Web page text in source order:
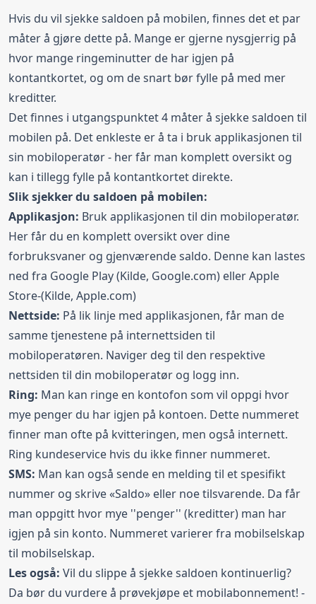
Hvis du vil sjekke saldoen på mobilen, finnes det et par
måter å gjøre dette på. Mange er gjerne nysgjerrig på
hvor mange ringeminutter de har igjen på
kontantkortet, og om de snart bør fylle på med mer
kreditter.
Det finnes i utgangspunktet 4 måter å sjekke saldoen til
mobilen på. Det enkleste er å ta i bruk applikasjonen til
sin mobiloperatør - her får man komplett oversikt og
kan i tillegg fylle på kontantkortet direkte.
Slik sjekker du saldoen på mobilen:
Applikasjon: Bruk applikasjonen til din mobiloperatør.
Her får du en komplett oversikt over dine
forbruksvaner og gjenværende saldo. Denne kan lastes
ned fra Google Play(Kilde, Google.com) ellerApple
Store-(Kilde, Apple.com)
Nettside: På lik linje med applikasjonen, får man de
samme tjenestene på internettsiden til
mobiloperatøren. Naviger deg til den respektive
nettsiden til din mobiloperatør og logg inn.
Ring: Man kan ringe en kontofon som vil oppgi hvor
mye penger du har igjen på kontoen. Dette nummeret
finner man ofte på kvitteringen, men også internett.
Ring kundeservice hvis du ikke finner nummeret.
SMS: Man kan også sende en melding til et spesifikt
nummer og skrive «Saldo» eller noe tilsvarende. Da får
man oppgitt hvor mye ''penger'' (kreditter) man har
igjen på sin konto. Nummeret varierer fra mobilselskap
til mobilselskap.
Les også: Vil du slippe å sjekke saldoen kontinuerlig?
Da bør du vurdere å prøvekjøpe et mobilabonnement! -